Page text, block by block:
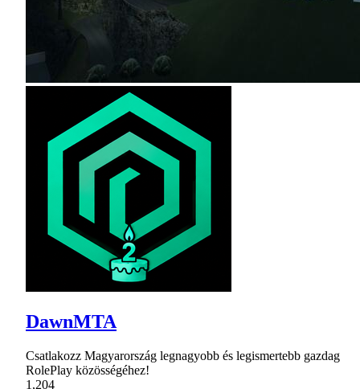
DawnMTA
Csatlakozz Magyarország legnagyobb és legismertebb gazdag
RolePlay közösségéhez!
1,204